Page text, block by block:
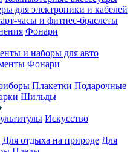
для электроники и кабелей
часы и фитнес-браслеты
Фонари
и наборы для авто
Фонари
Плакетки Подарочные
Шильды
Искусство
Для отдыха на природе Для